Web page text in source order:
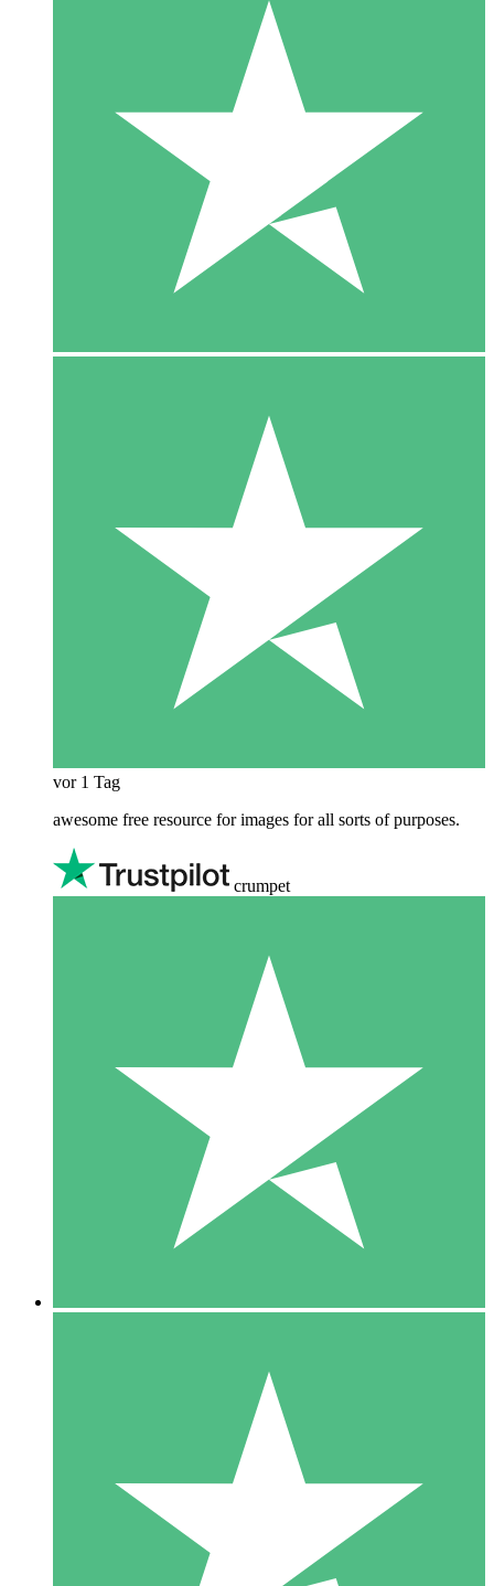
vor 1 Tag
awesome free resource for images for all sorts of purposes.
crumpet